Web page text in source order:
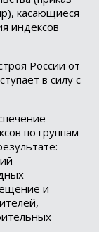
касающиеся
индексов
России от
в силу с
по группам
и